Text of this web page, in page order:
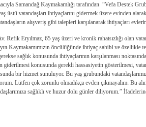
Samandağ Kaymakamlığı tarafından “Vefa Destek
üstü vatandaşları ihtiyaçlarını gidermek üzere evinden
alışveriş gibi talepleri karşılanarak ihtiyaçları
Refik Eryılmaz, 65 yaş üzeri ve kronik rahatsızlığı olan
Kaymakamımızın öncülüğünde ihtiyaç sahibi ve özellikle
sağlık konusunda ihtiyaçlarının karşılanması
giderilmesi konusunda gerekli hassasiyetin gösterilmesi,
bir hizmet sunuluyor. Bu yaş grubundaki
Lütfen çok zorunlu olmadıkça evden çıkmayalım. Bu
sağlıklı ve huzur dolu günler diliyorum.”